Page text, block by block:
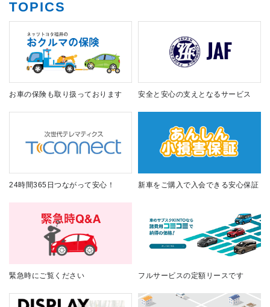
TOPICS
お車の保険も取り扱っております 安全と安心の支えとなるサービス
24時間365日つながって安心！ 新車をご購入で入会できる安心保証
緊急時にご覧ください フルサービスの定額リースです